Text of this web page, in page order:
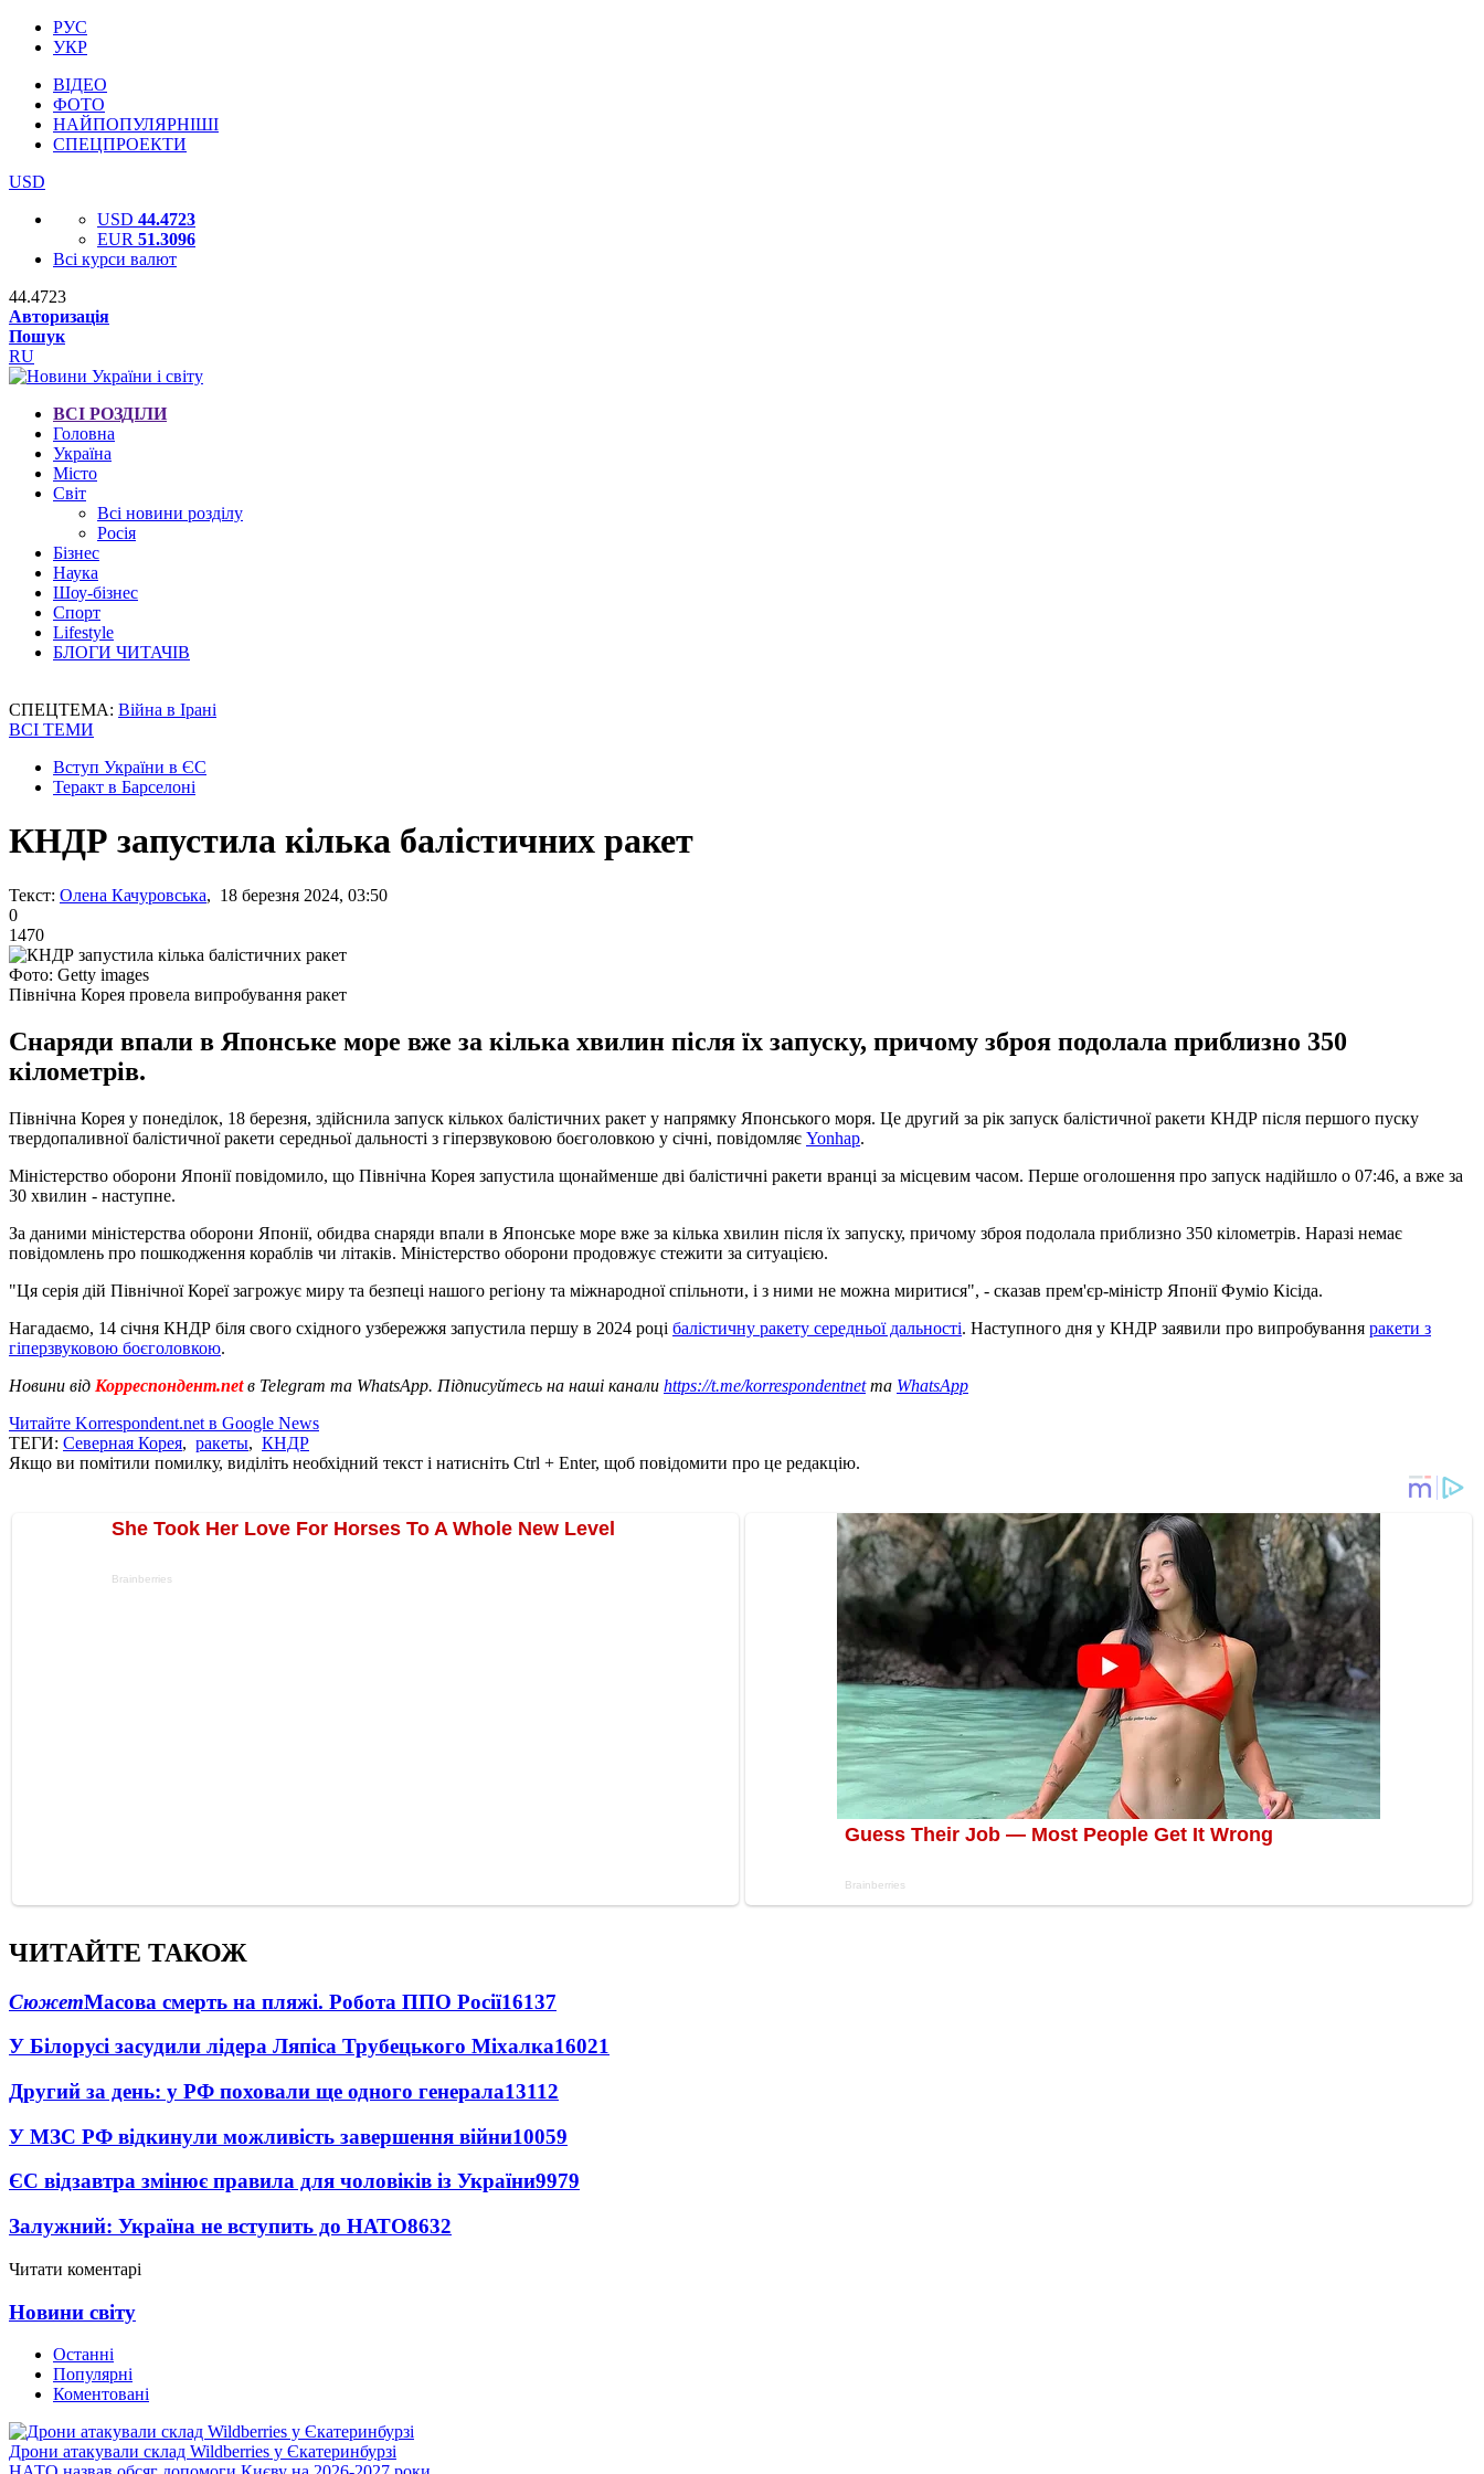
РУС
УКР
ВІДЕО
ФОТО
НАЙПОПУЛЯРНІШІ
СПЕЦПРОЕКТИ
USD
USD 44.4723
EUR 51.3096
Всі курси валют
44.4723
Авторизація
Пошук
RU
ВСІ РОЗДІЛИ
Головна
Україна
Місто
Світ
Всі новини розділу
Росія
Бізнес
Наука
Шоу-бізнес
Спорт
Lifestyle
БЛОГИ ЧИТАЧІВ
СПЕЦТЕМА: Війна в Ірані
ВСІ ТЕМИ
Вступ України в ЄС
Теракт в Барселоні
КНДР запустила кілька балістичних ракет
Текст: Олена Качуровська, 18 березня 2024, 03:50
0
1470
Фото: Getty images
Північна Корея провела випробування ракет
Снаряди впали в Японське море вже за кілька хвилин після їх запуску, причому зброя подолала приблизно 350
кілометрів.
Північна Корея у понеділок, 18 березня, здійснила запуск кількох балістичних ракет у напрямку Японського моря. Це другий за рік запуск балістичної ракети КНДР після першого пуску
твердопаливної балістичної ракети середньої дальності з гіперзвуковою боєголовкою у січні, повідомляє Yonhap.
Міністерство оборони Японії повідомило, що Північна Корея запустила щонайменше дві балістичні ракети вранці за місцевим часом. Перше оголошення про запуск надійшло о 07:46, а вже за
30 хвилин - наступне.
За даними міністерства оборони Японії, обидва снаряди впали в Японське море вже за кілька хвилин після їх запуску, причому зброя подолала приблизно 350 кілометрів. Наразі немає
повідомлень про пошкодження кораблів чи літаків. Міністерство оборони продовжує стежити за ситуацією.
"Ця серія дій Північної Кореї загрожує миру та безпеці нашого регіону та міжнародної спільноти, і з ними не можна миритися", - сказав прем'єр-міністр Японії Фуміо Кісіда.
Нагадаємо, 14 січня КНДР біля свого східного узбережжя запустила першу в 2024 році балістичну ракету середньої дальності. Наступного дня у КНДР заявили про випробування ракети з
гіперзвуковою боєголовкою.
Новини від Корреспондент.netв Telegram та WhatsApp. Підписуйтесь на наші канали https://t.me/korrespondentnetта WhatsApp
Читайте Korrespondent.net в Google News
ТЕГИ: Северная Корея, ракеты, КНДР
Якщо ви помітили помилку, виділіть необхідний текст і натисніть Ctrl + Enter, щоб повідомити про це редакцію.
ЧИТАЙТЕ ТАКОЖ
СюжетМасова смерть на пляжі. Робота ППО Росії16137
У Білорусі засудили лідера Ляпіса Трубецького Міхалка16021
Другий за день: у РФ поховали ще одного генерала13112
У МЗС РФ відкинули можливість завершення війни10059
ЄС відзавтра змінює правила для чоловіків із України9979
Залужний: Україна не вступить до НАТО8632
Читати коментарі
Новини світу
Останні
Популярні
Коментовані
Дрони атакували склад Wildberries у Єкатеринбурзі